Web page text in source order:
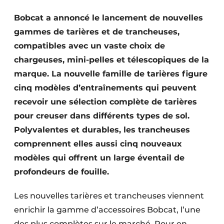
Video’s
Construction bois
Contrôle d’accès
Éclairage
Fondations
Façades
Infrastructures souterraines et égouttage
Bobcat a annoncé le lancement de nouvelles
gammes de tarières et de trancheuses,
compatibles avec un vaste choix de
chargeuses, mini-pelles et télescopiques de la
marque. La nouvelle famille de tarières figure
cinq modèles d’entraînements qui peuvent
recevoir une sélection complète de tarières
pour creuser dans différents types de sol.
Polyvalentes et durables, les trancheuses
comprennent elles aussi cinq nouveaux
modèles qui offrent un large éventail de
profondeurs de fouille.
Les nouvelles tarières et trancheuses viennent
enrichir la gamme d’accessoires Bobcat, l’une